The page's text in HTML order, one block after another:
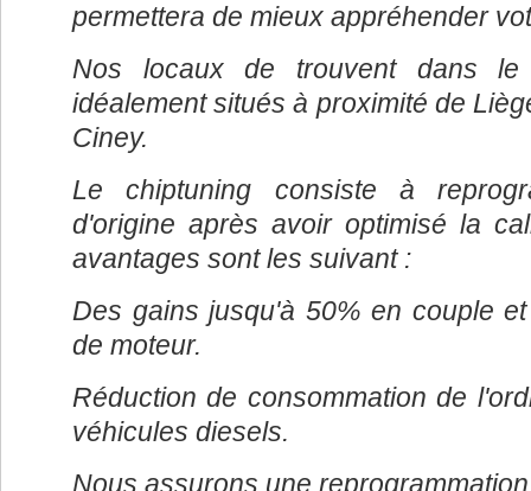
permettera de mieux appréhender
Nos locaux de trouvent dans le
idéalement situés à proximité de
Ciney.
Le chiptuning consiste à
d'origine après avoir optimisé la
avantages sont les suivant :
Des gains jusqu'à 50% en couple
de moteur.
Réduction de consommation de
véhicules diesels.
Nous assurons une